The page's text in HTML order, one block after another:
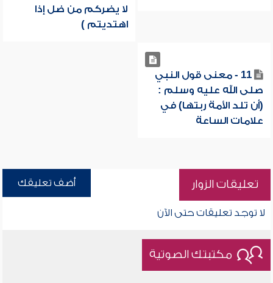
لا يضركم من ضل إذا
اهتديتم )
11 - معنى قول النبي
صلى الله عليه وسلم :
(أن تلد الأمة ربتها) في
علامات الساعة
تعليقات الزوار أضف تعليقك
لا توجد تعليقات حتى الآن
مكتبتك الصوتية